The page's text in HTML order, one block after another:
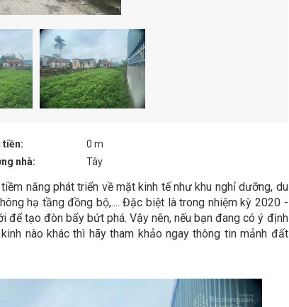
tiền:
0 m
nhà: Tây
năng phát triển về mặt kinh tế như khu nghỉ dưỡng, du
hạ tầng đồng bộ,.... Đặc biệt là trong nhiệm kỳ 2020 -
tạo đòn bẩy bứt phá. Vậy nên, nếu bạn đang có ý định
nào khác thì hãy tham khảo ngay thông tin mảnh đất